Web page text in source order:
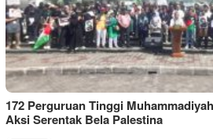
172 Perguruan Tinggi
Aksi Serentak Bela Palestina